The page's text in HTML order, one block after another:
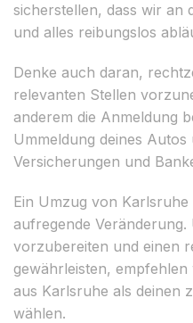
sicherstellen, dass wir an
und alles reibungslos
Denke auch daran,
relevanten Stellen
anderem die Anmeldung
Ummeldung deines Autos
Versicherungen und
Ein Umzug von
aufregende
vorzubereiten und einen
gewährleisten,
aus Karlsruhe als deinen
wählen.